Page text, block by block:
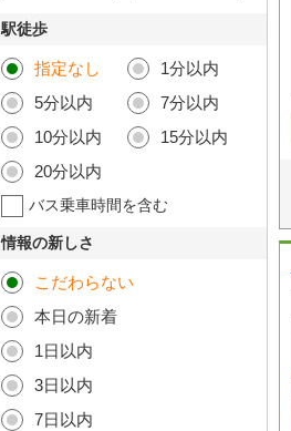
駅徒歩
指定なし
1分以内
5分以内
7分以内
10分以内
15分以内
20分以内
バス乗車時間を含む
情報の新しさ
こだわらない
本日の新着
1日以内
3日以内
7日以内